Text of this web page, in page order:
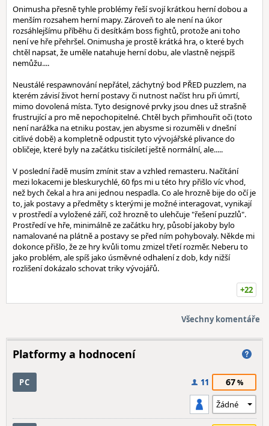
Onimusha přesně tyhle problémy řeší svojí krátkou herní dobou a
menším rozsahem herní mapy. Zároveň to ale není na úkor
rozsáhlejšímu příběhu či desítkám boss fightů, protože ani toho
není ve hře přehršel. Onimusha je prostě krátká hra, o které bych
chtěl napsat, že uměle natahuje herní dobu, ale vlastně nejspíš
nemůžu....
Neustálé respawnování nepřátel, záchytný bod PŘED puzzlem, na
kterém závisí život herní postavy či nutnost načíst hru při úmrtí,
mimo dovolená místa. Tyto designové prvky jsou dnes už strašně
frustrující a pro mě nepochopitelné. Chtěl bych přimhouřit oči (toto
není narážka na etniku postav, jen abysme si rozuměli v dnešní
citlivé době) a kompletně odpustit tyto vývojářské plivance do
obličeje, které byly na začátku tisíciletí ještě normální, ale.....
V poslední řadě musím zmínit stav a vzhled remasteru. Načítání
mezi lokacemi je bleskurychlé, 60 fps mi u této hry přišlo víc vhod,
než bych čekal a hra ani jednou nespadla. Co ale hrozně bije do očí je
to, jak postavy a předměty s kterými je možné interagovat, vynikají
v prostředí a vyložené září, což hrozně to ulehčuje "řešení puzzlů".
Prostředí ve hře, minimálně ze začátku hry, působí jakoby bylo
namalované na plátně a postavy se před ním pohybovaly. Někde mi
dokonce přišlo, že ze hry kvůli tomu zmizel třetí rozměr. Neberu to
jako problém, ale spíš jako úsměvné odhalení z dob, kdy nižší
rozlišení dokázalo schovat triky vývojářů.
+22
Všechny komentáře
Platformy a hodnocení
PC 11 67